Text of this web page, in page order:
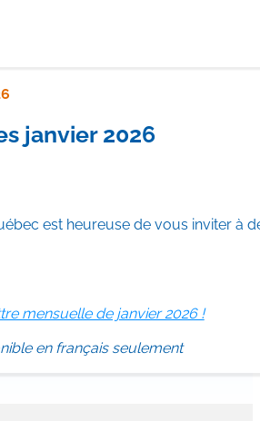
janvier 2026
est heureuse de vous inviter
mensuelle de janvier 2026 !
en français seulement